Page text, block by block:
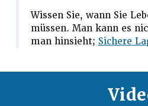
Wissen Sie, wann Sie
müssen. Man kann es
man hinsieht; Sichere